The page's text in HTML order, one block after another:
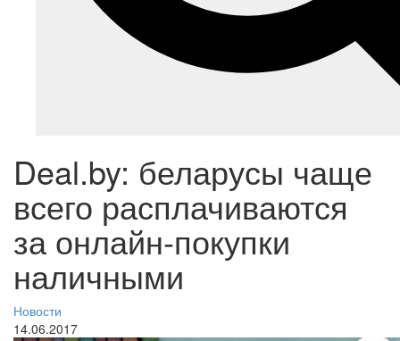
Deal.by: беларусы чаще
всего расплачиваются
за онлайн-покупки
наличными
Новости
14.06.2017